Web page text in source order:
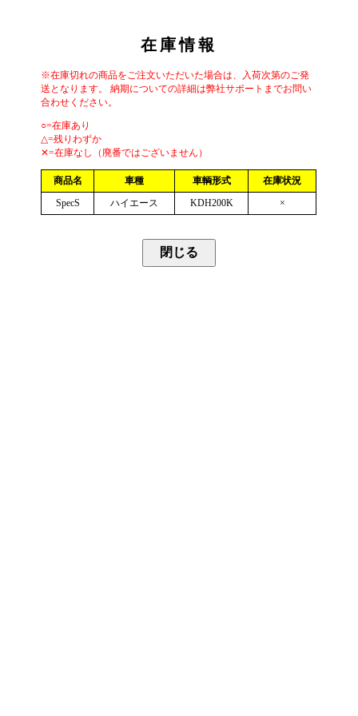
在庫情報
※在庫切れの商品をご注文いただいた場合は、入荷次第のご発
送となります。 納期についての詳細は弊社サポートまでお問い
合わせください。
○=在庫あり
△=残りわずか
✕=在庫なし（廃番ではございません）
商品名 車種 車輌形式
在庫状況
SpecS
ハイエース KDH200K ×